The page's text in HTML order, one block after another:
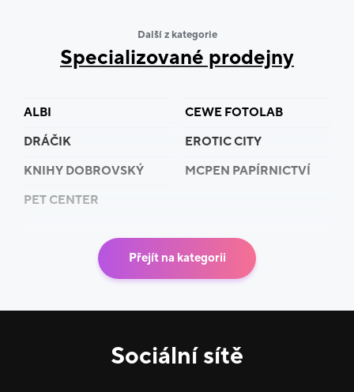
Další z kategorie
Specializované prodejny
ALBI
CEWE FOTOLAB
DRÁČIK
EROTIC CITY
KNIHY DOBROVSKÝ
MCPEN PAPÍRNICTVÍ
PET CENTER
Přejít na kategorii
Sociální sítě